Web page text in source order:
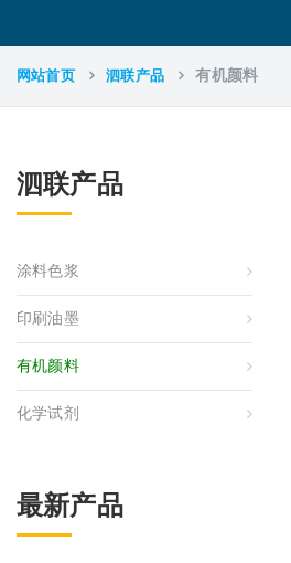
网站首页 泗联产品 有机颜料
泗联产品
涂料色浆
印刷油墨
有机颜料
化学试剂
最新产品